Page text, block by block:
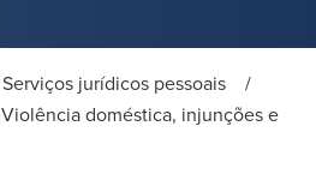
Serviços jurídicos pessoais
/
Violência doméstica, injunções e